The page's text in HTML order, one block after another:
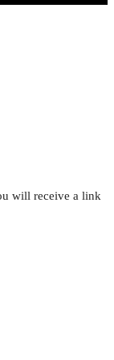
will receive a link